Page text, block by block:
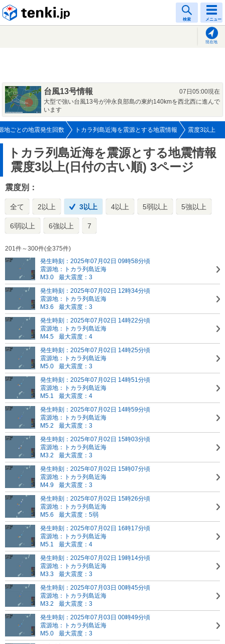
検索 メニュー
現在地
台風13号情報
07日05:00現在
大型で強い台風13号が沖永良部島の東約140kmを西北西に進んで
います
地ごとの地震発生回数 トカラ列島近海を震源とする地震情報 震度3以上
トカラ列島近海を震源とする地震情報
震度3以上(日付の古い順) 3ページ
震度別：
全て 2以上 3以上 4以上 5弱以上 5強以上
6弱以上 6強以上 7
201件～300件(全375件)
発生時刻：2025年07月02日 09時58分頃
震源地：トカラ列島近海
M3.0
最大震度：3
発生時刻：2025年07月02日 12時34分頃
震源地：トカラ列島近海
M3.6
最大震度：3
発生時刻：2025年07月02日 14時22分頃
震源地：トカラ列島近海
M4.5
最大震度：4
発生時刻：2025年07月02日 14時25分頃
震源地：トカラ列島近海
M5.0
最大震度：3
発生時刻：2025年07月02日 14時51分頃
震源地：トカラ列島近海
M5.1
最大震度：4
発生時刻：2025年07月02日 14時59分頃
震源地：トカラ列島近海
M5.2
最大震度：3
発生時刻：2025年07月02日 15時03分頃
震源地：トカラ列島近海
M3.2
最大震度：3
発生時刻：2025年07月02日 15時07分頃
震源地：トカラ列島近海
M4.9
最大震度：3
発生時刻：2025年07月02日 15時26分頃
震源地：トカラ列島近海
M5.6
最大震度：5弱
発生時刻：2025年07月02日 16時17分頃
震源地：トカラ列島近海
M5.1
最大震度：4
発生時刻：2025年07月02日 19時14分頃
震源地：トカラ列島近海
M3.3
最大震度：3
発生時刻：2025年07月03日 00時45分頃
震源地：トカラ列島近海
M3.2
最大震度：3
発生時刻：2025年07月03日 00時49分頃
震源地：トカラ列島近海
M5.0
最大震度：3